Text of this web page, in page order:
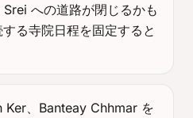
への道路が閉じるかも
る寺院日程を固定すると
Ker、Banteay Chhmar を